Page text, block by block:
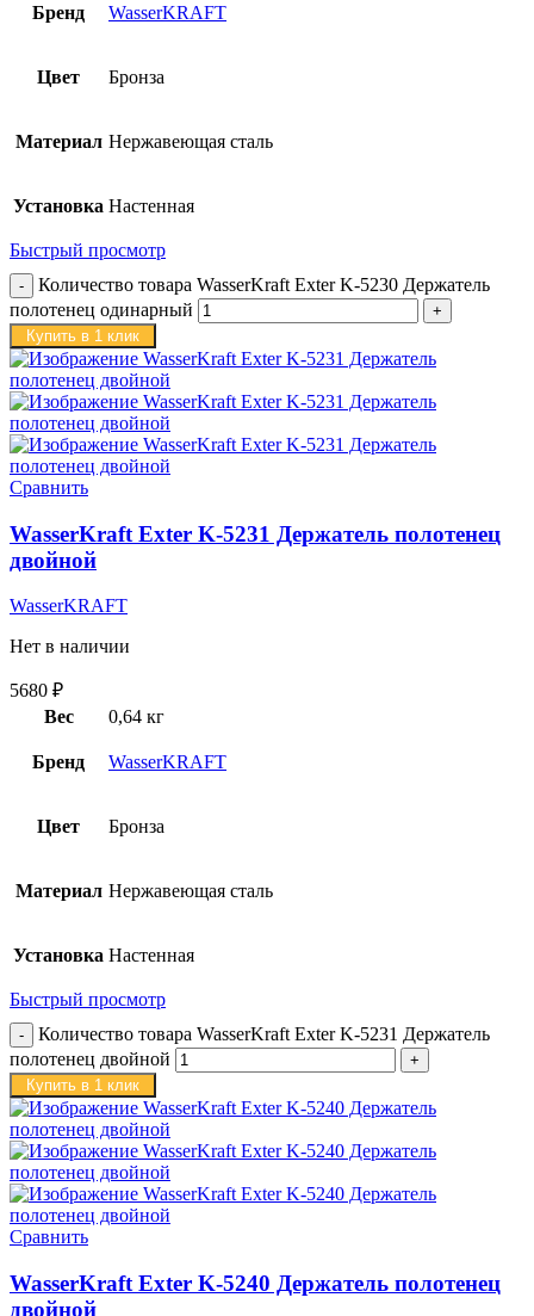
Бренд WasserKRAFT
Цвет Бронза
Материал Нержавеющая сталь
Установка Настенная
Быстрый просмотр
Количество товара WasserKraft Exter K-5230 Держатель
полотенец одинарный
Купить в 1 клик
Сравнить
WasserKraft Exter K-5231 Держатель полотенец
двойной
WasserKRAFT
Нет в наличии
5680 ₽
Вес
0,64 кг
Бренд WasserKRAFT
Цвет Бронза
Материал Нержавеющая сталь
Установка Настенная
Быстрый просмотр
Количество товара WasserKraft Exter K-5231 Держатель
полотенец двойной
Купить в 1 клик
Сравнить
WasserKraft Exter K-5240 Держатель полотенец
двойной